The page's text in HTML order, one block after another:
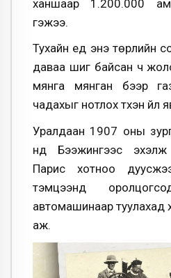
ханшаар 1.200.000
гэжээ.
Тухайн үед энэ төрлийн
даваа шиг байсан ч
мянга мянган бээр
чадахыг нотлох түүхэн
Уралдаан 1907 оны
нд Бээжингээс
Парис хотноо
тэмцээнд
автомашинаар туулахад
аж.